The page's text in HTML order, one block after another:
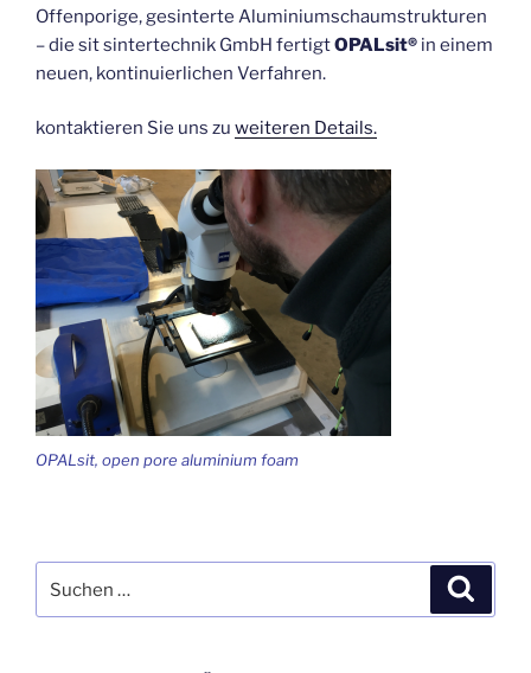
Offenporige, gesinterte Aluminiumschaumstrukturen
– die sit sintertechnik GmbH fertigtOPALsit® in einem
neuen, kontinuierlichen Verfahren.
kontaktieren Sie uns zu weiteren Details.
OPALsit, open pore aluminium foam
nach: